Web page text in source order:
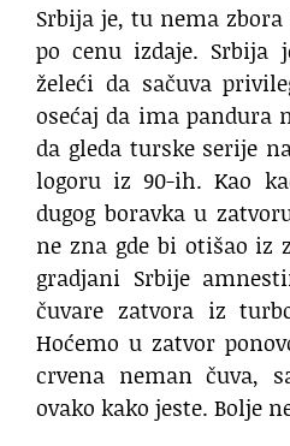
Srbija je, tu nema
po cenu izdaje. Srbija
želeći da sačuva
osećaj da ima pandura
da gleda turske serije
logoru iz 90-ih. Kao
dugog boravka u
ne zna gde bi otišao iz
gradjani Srbije
čuvare zatvora iz
Hoćemo u zatvor
crvena neman čuva,
ovako kako jeste. Bolje